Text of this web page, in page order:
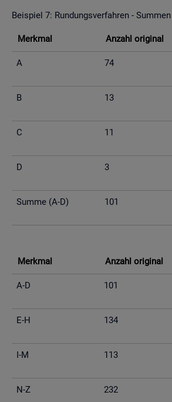
Bei­spiel 7: Run­dungs­ver­fah­ren - Sum­men
Merk­mal An­zahl ori­gi­nal
A 74
B 13
C 11
D 3
Summe (A-D) 101
Merk­mal An­zahl ori­gi­nal
A-D 101
E-H 134
I-M 113
N-Z 232